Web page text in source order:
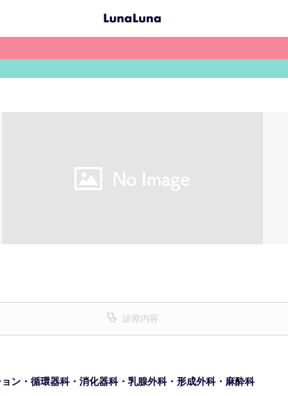
診療内容
ン・循環器科・消化器科・乳腺外科・形成外科・麻酔科